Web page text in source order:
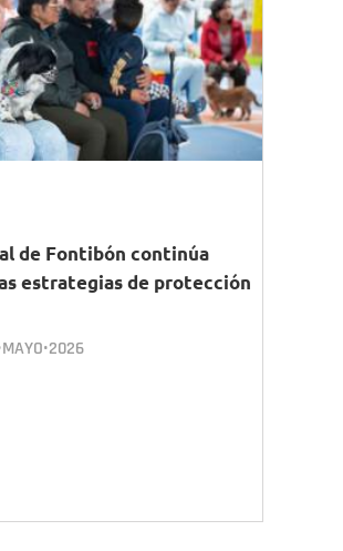
de Fontibón continúa
estrategias de protección